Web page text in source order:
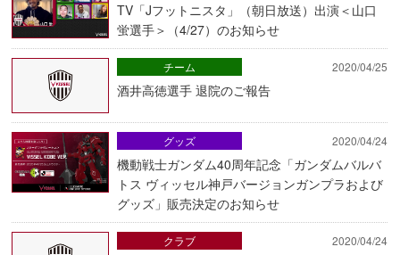
TV「Jフットニスタ」（朝日放送）出演＜山口
蛍選手＞（4/27）のお知らせ
2020/04/25
酒井高徳選手 退院のご報告
チーム
2020/04/24
機動戦士ガンダム40周年記念「ガンダムバルバ
トス ヴィッセル神戸バージョンガンプラおよび
グッズ」販売決定のお知らせ
グッズ
2020/04/24
クラブ